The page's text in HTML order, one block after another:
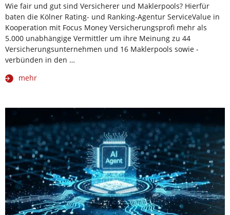
Wie fair und gut sind Versicherer und Maklerpools? Hierfür
baten die Kölner Rating- und Ranking-Agentur ServiceValue in
Kooperation mit Focus Money Versicherungsprofi mehr als
5.000 unabhängige Vermittler um ihre Meinung zu 44
Versicherungsunternehmen und 16 Maklerpools sowie -
verbünden in den …
mehr